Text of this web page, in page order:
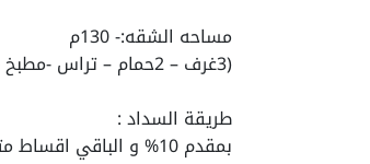
مساحه الشقه:- 130م
(3غرف – 2حمام – تراس -مطبخ – ريسبشن)
طريقة السداد :
بمقدم 10% و الباقي اقساط متساوية تصل الى 10 سنوات وبدون فوائد